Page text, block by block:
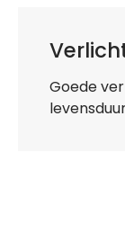
Goede